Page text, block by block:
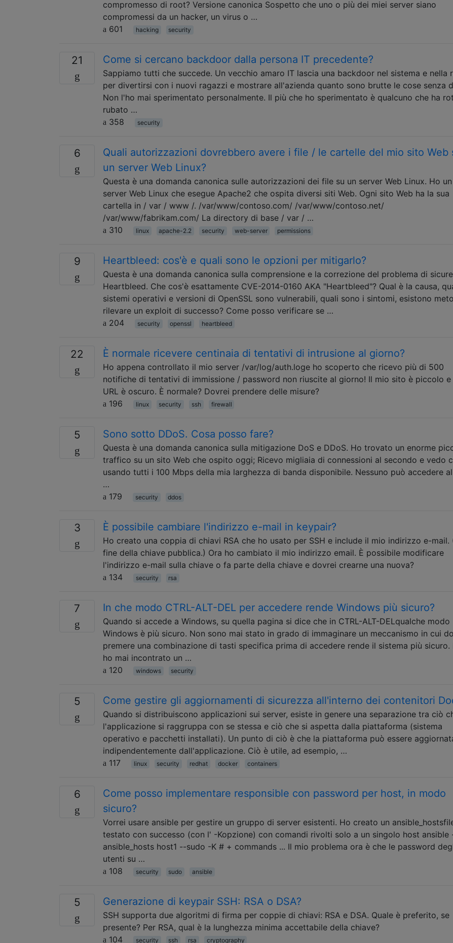
compromesso di root? Versione canonica Sospetto che uno o più dei miei server siano
compromessi da un hacker, un virus o …
601
hacking security
21 Come si cercano backdoor dalla persona IT precedente?
Sappiamo tutti che succede. Un vecchio amaro IT lascia una backdoor nel sistema e nella
per divertirsi con i nuovi ragazzi e mostrare all'azienda quanto sono brutte le cose senza
Non l'ho mai sperimentato personalmente. Il più che ho sperimentato è qualcuno che ha
rubato …
358
security
6
Quali autorizzazioni dovrebbero avere i file / le cartelle del mio sito Web
un server Web Linux?
Questa è una domanda canonica sulle autorizzazioni dei file su un server Web Linux. Ho un
server Web Linux che esegue Apache2 che ospita diversi siti Web. Ogni sito Web ha la sua
cartella in / var / www /. /var/www/contoso.com/ /var/www/contoso.net/
/var/www/fabrikam.com/ La directory di base / var / …
310
linux apache-2.2 security web-server permissions
9 Heartbleed: cos'è e quali sono le opzioni per mitigarlo?
Questa è una domanda canonica sulla comprensione e la correzione del problema di
Heartbleed. Che cos'è esattamente CVE-2014-0160 AKA "Heartbleed"? Qual è la causa,
sistemi operativi e versioni di OpenSSL sono vulnerabili, quali sono i sintomi, esistono
rilevare un exploit di successo? Come posso verificare se …
204
security openssl heartbleed
22 È normale ricevere centinaia di tentativi di intrusione al giorno?
Ho appena controllato il mio server /var/log/auth.loge ho scoperto che ricevo più di 500
notifiche di tentativi di immissione / password non riuscite al giorno! Il mio sito è piccolo e
URL è oscuro. È normale? Dovrei prendere delle misure?
196
linux security ssh firewall
5 Sono sotto DDoS. Cosa posso fare?
Questa è una domanda canonica sulla mitigazione DoS e DDoS. Ho trovato un enorme
traffico su un sito Web che ospito oggi; Ricevo migliaia di connessioni al secondo e vedo
usando tutti i 100 Mbps della mia larghezza di banda disponibile. Nessuno può accedere
…
179
security ddos
3 È possibile cambiare l'indirizzo e-mail in keypair?
Ho creato una coppia di chiavi RSA che ho usato per SSH e include il mio indirizzo e-mail.
fine della chiave pubblica.) Ora ho cambiato il mio indirizzo email. È possibile modificare
l'indirizzo e-mail sulla chiave o fa parte della chiave e dovrei crearne una nuova?
134
security rsa
7 In che modo CTRL-ALT-DEL per accedere rende Windows più sicuro?
Quando si accede a Windows, su quella pagina si dice che in CTRL-ALT-DELqualche modo
Windows è più sicuro. Non sono mai stato in grado di immaginare un meccanismo in cui
premere una combinazione di tasti specifica prima di accedere rende il sistema più sicuro.
ho mai incontrato un …
120
windows security
5 Come gestire gli aggiornamenti di sicurezza all'interno dei contenitori
Quando si distribuiscono applicazioni sui server, esiste in genere una separazione tra ciò
l'applicazione si raggruppa con se stessa e ciò che si aspetta dalla piattaforma (sistema
operativo e pacchetti installati). Un punto di ciò è che la piattaforma può essere
indipendentemente dall'applicazione. Ciò è utile, ad esempio, …
117
linux security redhat docker containers
6
Come posso implementare responsible con password per host, in modo
sicuro?
Vorrei usare ansible per gestire un gruppo di server esistenti. Ho creato un
testato con successo (con l' -Kopzione) con comandi rivolti solo a un singolo host ansible
ansible_hosts host1 --sudo -K # + commands ... Il mio problema ora è che le password
utenti su …
108
security sudo ansible
5 Generazione di keypair SSH: RSA o DSA?
SSH supporta due algoritmi di firma per coppie di chiavi: RSA e DSA. Quale è preferito, se
presente? Per RSA, qual è la lunghezza minima accettabile della chiave?
104
security ssh rsa cryptography